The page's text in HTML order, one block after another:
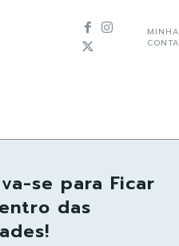
MINHA
CONTA
se para Ficar
das